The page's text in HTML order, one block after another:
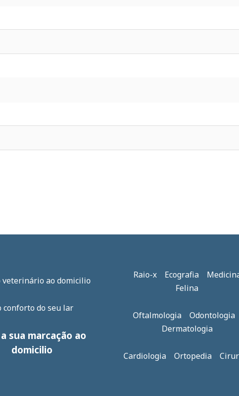
veterinário ao domicilio
conforto do seu lar
a sua marcação ao
domicilio
Raio-x Ecografia
Felina
Oftalmologia Odontologia
Dermatologia
Cardiologia Ortopedia